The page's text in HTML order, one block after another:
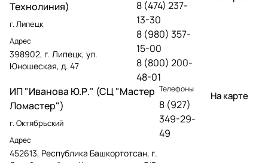
Технолиния)
г. Липецк
Адрес
398902, г. Липецк, ул.
Юношеская, д. 47
8 (474) 237-
13-30
8 (980) 357-
15-00
8 (800) 200-
48-01
ИП "Иванова Ю.Р." (СЦ "Мастер
Ломастер")
г. Октябрьский
Адрес
452613, Республика Башкортотсан, г.
Телефоны
8 (927)
349-29-
49
На карте